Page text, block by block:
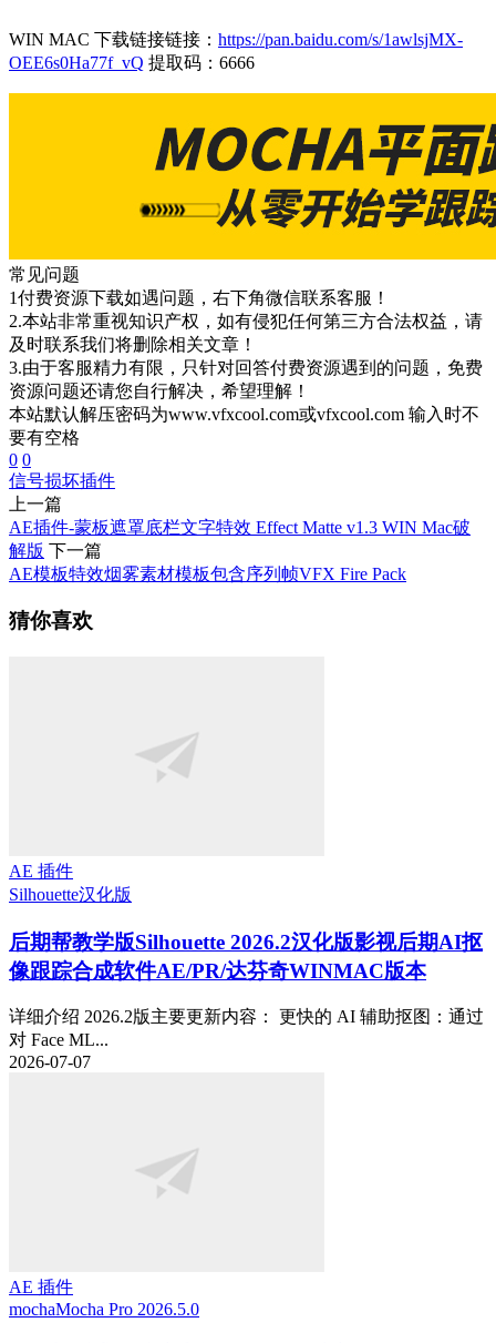
WIN MAC 下载链接链接： https://pan.baidu.com/s/1awlsjMX-
OEE6s0Ha77f_vQ 提取码：6666
常见问题
1付费资源下载如遇问题，右下角微信联系客服！
2.本站非常重视知识产权，如有侵犯任何第三方合法权益，请
及时联系我们将删除相关文章！
3.由于客服精力有限，只针对回答付费资源遇到的问题，免费
资源问题还请您自行解决，希望理解！
本站默认解压密码为www.vfxcool.com或vfxcool.com 输入时不
要有空格
0 0
信号损坏插件
上一篇
AE插件-蒙板遮罩底栏文字特效 Effect Matte v1.3 WIN Mac破
解版 下一篇
AE模板特效烟雾素材模板包含序列帧VFX Fire Pack
猜你喜欢
AE 插件
Silhouette汉化版
后期帮教学版Silhouette 2026.2汉化版影视后期AI抠
像跟踪合成软件AE/PR/达芬奇WINMAC版本
详细介绍 2026.2版主要更新内容： 更快的 AI 辅助抠图：通过
对 Face ML...
2026-07-07
AE 插件
mochaMocha Pro 2026.5.0